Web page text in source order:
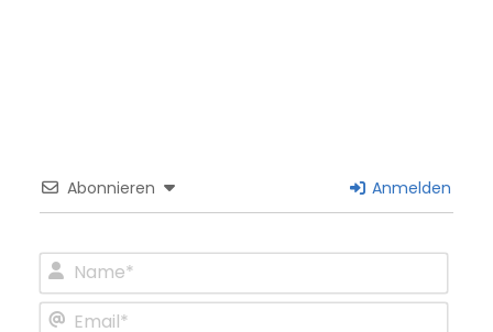
Abonnieren Anmelden
Name*